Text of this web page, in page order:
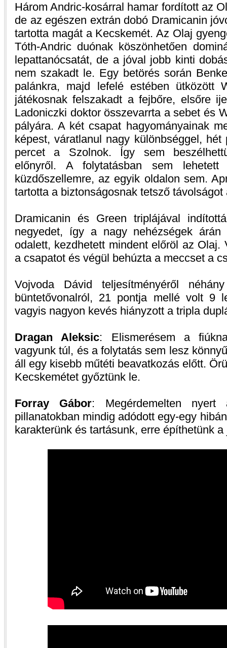
Három Andric-kosárral hamar fordított az
de az egészen extrán dobó Dramicanin
tartotta magát a Kecskemét. Az Olaj
Tóth-Andric duónak köszönhetően
lepattanócsatát, de a jóval jobb kinti
nem szakadt le. Egy betörés során
palánkra, majd lefelé estében ütközött
játékosnak felszakadt a fejbőre, elsőre
Ladoniczki doktor összevarrta a sebet és
pályára. A két csapat hagyományainak
képest, váratlanul nagy különbséggel,
percet a Szolnok. Így sem
előnyről. A folytatásban sem
küzdőszellemre, az egyik oldalon sem.
tartotta a biztonságosnak tetsző távolságot
Dramicanin és Green triplájával
negyedet, így a nagy nehézségek árán
odalett, kezdhetett mindent előröl az Olaj.
a csapatot és végül behúzta a meccset a
Vojvoda Dávid teljesítményéről
büntetővonalról, 21 pontja mellé volt 9
vagyis nagyon kevés hiányzott a tripla
Dragan Aleksic: Elismerésem a
vagyunk túl, és a folytatás sem lesz
áll egy kisebb műtéti beavatkozás előtt.
Kecskemétet győztünk le.
Forray Gábor: Megérdemelten
pillanatokban mindig adódott egy-egy
karakterünk és tartásunk, erre építhetünk